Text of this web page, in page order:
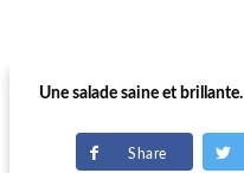
Une salade saine et brillante.
Share